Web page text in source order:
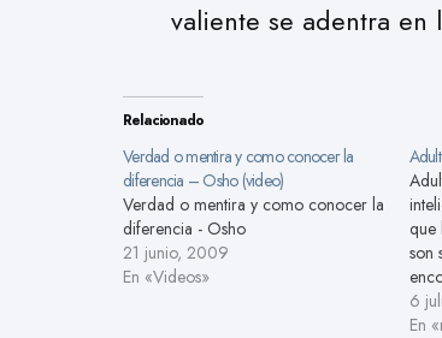
valiente se adentra
Relacionado
Verdad o mentira y como conocer la
diferencia – Osho (video)
Verdad o mentira y como conocer la
diferencia - Osho
21 junio, 2009
En «Videos»
que
son
sea
6
En